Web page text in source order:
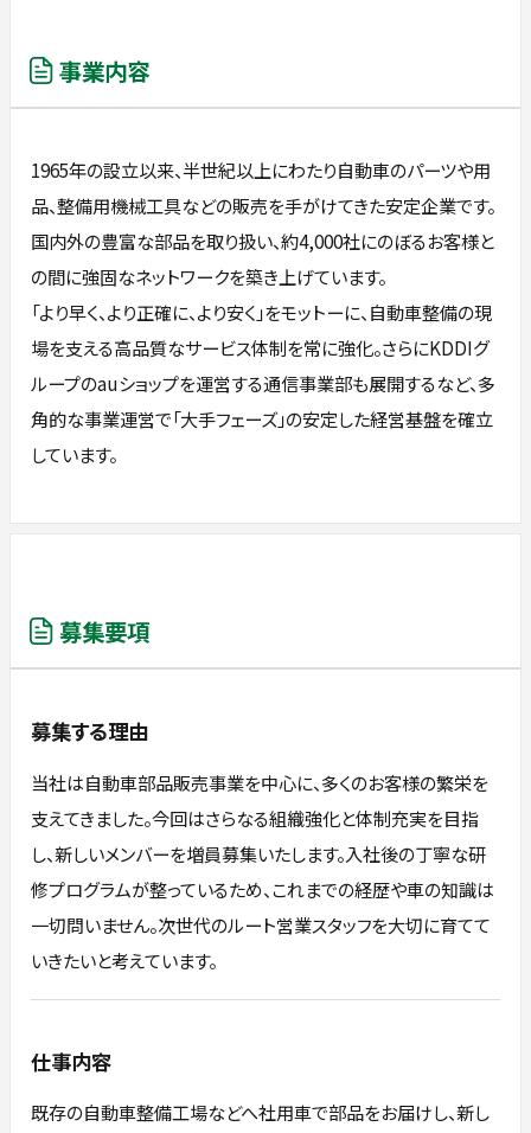
事業内容
1965年の設立以来、半世紀以上にわたり自動車のパーツや用
品、整備用機械工具などの販売を手がけてきた安定企業です。
国内外の豊富な部品を取り扱い、約4,000社にのぼるお客様と
の間に強固なネットワークを築き上げています。
「より早く、より正確に、より安く」をモットーに、自動車整備の現
場を支える高品質なサービス体制を常に強化。さらにKDDIグ
ループのauショップを運営する通信事業部も展開するなど、多
角的な事業運営で「大手フェーズ」の安定した経営基盤を確立
しています。
募集要項
募集する理由
当社は自動車部品販売事業を中心に、多くのお客様の繁栄を
支えてきました。今回はさらなる組織強化と体制充実を目指
し、新しいメンバーを増員募集いたします。入社後の丁寧な研
修プログラムが整っているため、これまでの経歴や車の知識は
一切問いません。次世代のルート営業スタッフを大切に育てて
いきたいと考えています。
仕事内容
既存の自動車整備工場などへ社用車で部品をお届けし、新し